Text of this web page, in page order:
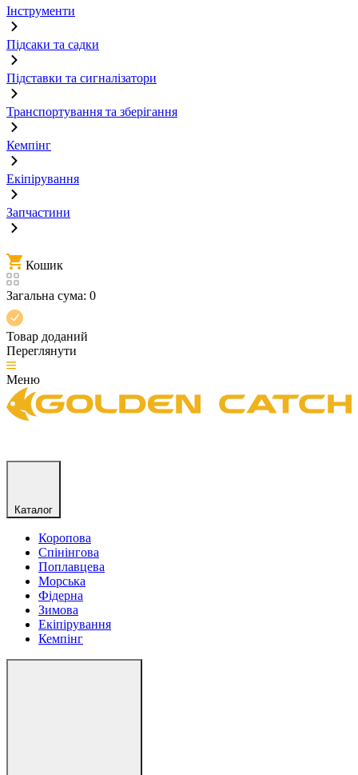
Інструменти
Підсаки та садки
Підставки та сигналізатори
Транспортування та зберігання
Кемпінг
Екіпірування
Запчастини
Кошик
Загальна сума: 0
Товар доданий
Переглянути
Меню
Каталог
Коропова
Спінінгова
Поплавцева
Морська
Фідерна
Зимова
Екіпірування
Кемпінг